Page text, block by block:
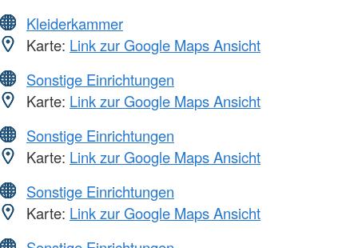
Kleiderkammer
Karte: Link zur Google Maps Ansicht
Sonstige Einrichtungen
Karte: Link zur Google Maps Ansicht
Sonstige Einrichtungen
Karte: Link zur Google Maps Ansicht
Sonstige Einrichtungen
Karte: Link zur Google Maps Ansicht